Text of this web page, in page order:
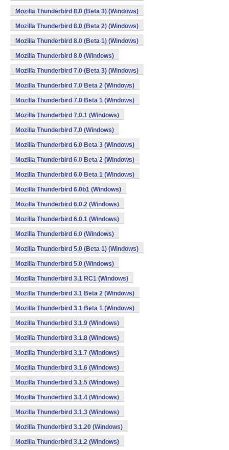
Mozilla Thunderbird 8.0 (Beta 3) (Windows)
Mozilla Thunderbird 8.0 (Beta 2) (Windows)
Mozilla Thunderbird 8.0 (Beta 1) (Windows)
Mozilla Thunderbird 8.0 (Windows)
Mozilla Thunderbird 7.0 (Beta 3) (Windows)
Mozilla Thunderbird 7.0 Beta 2 (Windows)
Mozilla Thunderbird 7.0 Beta 1 (Windows)
Mozilla Thunderbird 7.0.1 (Windows)
Mozilla Thunderbird 7.0 (Windows)
Mozilla Thunderbird 6.0 Beta 3 (Windows)
Mozilla Thunderbird 6.0 Beta 2 (Windows)
Mozilla Thunderbird 6.0 Beta 1 (Windows)
Mozilla Thunderbird 6.0b1 (Windows)
Mozilla Thunderbird 6.0.2 (Windows)
Mozilla Thunderbird 6.0.1 (Windows)
Mozilla Thunderbird 6.0 (Windows)
Mozilla Thunderbird 5.0 (Beta 1) (Windows)
Mozilla Thunderbird 5.0 (Windows)
Mozilla Thunderbird 3.1 RC1 (Windows)
Mozilla Thunderbird 3.1 Beta 2 (Windows)
Mozilla Thunderbird 3.1 Beta 1 (Windows)
Mozilla Thunderbird 3.1.9 (Windows)
Mozilla Thunderbird 3.1.8 (Windows)
Mozilla Thunderbird 3.1.7 (Windows)
Mozilla Thunderbird 3.1.6 (Windows)
Mozilla Thunderbird 3.1.5 (Windows)
Mozilla Thunderbird 3.1.4 (Windows)
Mozilla Thunderbird 3.1.3 (Windows)
Mozilla Thunderbird 3.1.20 (Windows)
Mozilla Thunderbird 3.1.2 (Windows)